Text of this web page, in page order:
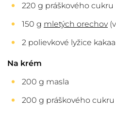
220 g práškového cukru
150 g mletých orechov
2 polievkové lyžice kakaa
Na krém
200 g masla
200 g práškového cukru